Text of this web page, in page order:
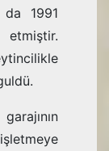
1991
etmiştir.